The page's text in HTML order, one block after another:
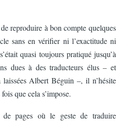
reproduire à bon compte quelques
sans en vérifier ni l’exactitude ni
quasi toujours pratiqué jusqu’à
dues à des traducteurs élus – et
laissées Albert Béguin –, il n’hésite
que cela s’impose.
pages où le geste de traduire